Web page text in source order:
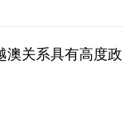
澳关系具有高度政